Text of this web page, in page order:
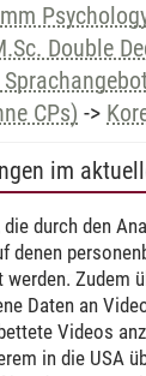
Double
CPs) ->
im
durch den
denen
werden. Zudem
Daten an
Videos
in die USA